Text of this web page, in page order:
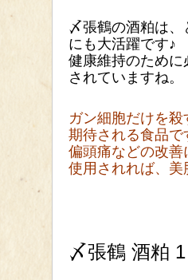
〆張鶴の酒粕は
にも大活躍です♪
健康維持のため
されていますね。
ガン細胞だけを
期待される食品
偏頭痛などの改
使用されれば、
〆張鶴 酒粕